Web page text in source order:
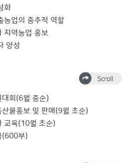
화
농업의 중추적 역할
지역농업 홍보
양성
회(6월 중순)
물홍보 및 판매(9월 초순)
교육(10월 초순)
(600부)